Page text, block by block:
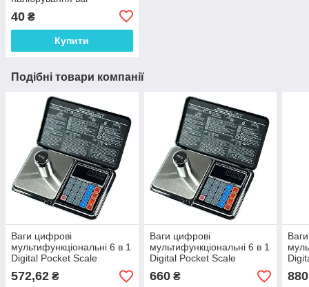
40 ₴
Купити
Подібні товари компанії
Ваги цифрові
мультифункціональні 6 в 1
Digital Pocket Scale
Precision DP-01 (0,01/100
г) (Веси + калькулятор)
572,62 ₴
Ваги цифрові
мультифункціональні 6 в 1
Digital Pocket Scale
Precision DP-01 (0,01/300
г) (Веси + калькулятор)
660₴
г)
880